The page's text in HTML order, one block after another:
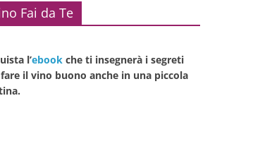
Fai da Te
l’ebook che ti insegnerà i segreti
il vino buono anche in una piccola